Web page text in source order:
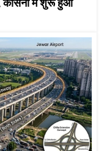
कासना में शुरू हुआ